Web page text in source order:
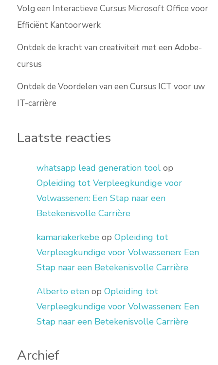
Volg een Interactieve Cursus Microsoft Office voor
Efficiënt Kantoorwerk
Ontdek de kracht van creativiteit met een Adobe-
cursus
Ontdek de Voordelen van een Cursus ICT voor uw
IT-carrière
Laatste reacties
whatsapp lead generation tool op
Opleiding tot Verpleegkundige voor
Volwassenen: Een Stap naar een
Betekenisvolle Carrière
kamariakerkebe op Opleiding tot
Verpleegkundige voor Volwassenen: Een
Stap naar een Betekenisvolle Carrière
Alberto eten op Opleiding tot
Verpleegkundige voor Volwassenen: Een
Stap naar een Betekenisvolle Carrière
Archief